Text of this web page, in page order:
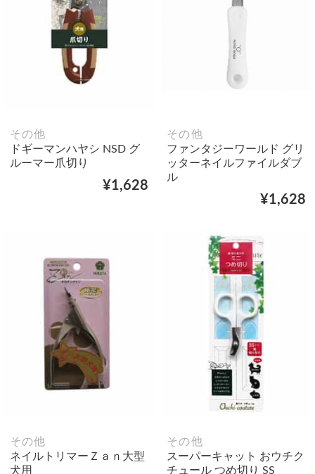
その他
ドギーマンハヤシ NSD グ
ルーマー爪切り
¥1,628
その他
ファンタジーワールド グリ
ッターネイルファイルダブ
ル
¥1,628
その他
ネイルトリマーＺａｎ大型
犬用
その他
スーパーキャット おウチク
チュール つめ切り SS